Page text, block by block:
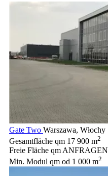
Gate Two Warszawa, Włochy
Gesamtfläche qm 17 900 m2
Freie Fläche qm ANFRAGEN
Min. Modul qm od 1 000 m2